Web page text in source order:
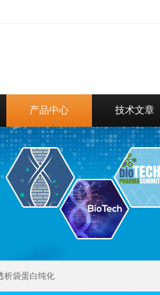
产品中心 技术文章
析袋蛋白纯化